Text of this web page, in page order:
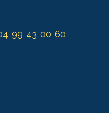
99 43 00 60